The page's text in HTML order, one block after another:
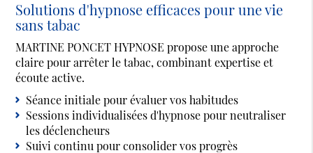
Solutions d'hypnose efficaces pour une vie
sans tabac
MARTINE PONCET HYPNOSE propose une approche
claire pour arrêter le tabac, combinant expertise et
écoute active.
Séance initiale pour évaluer vos habitudes
Sessions individualisées d'hypnose pour neutraliser
les déclencheurs
Suivi continu pour consolider vos progrès